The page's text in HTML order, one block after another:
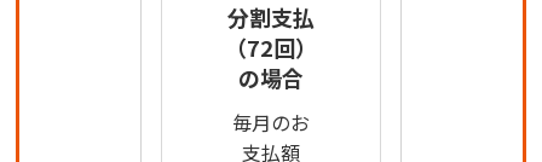
分割支払
（72回）
の場合
毎月のお
支払額